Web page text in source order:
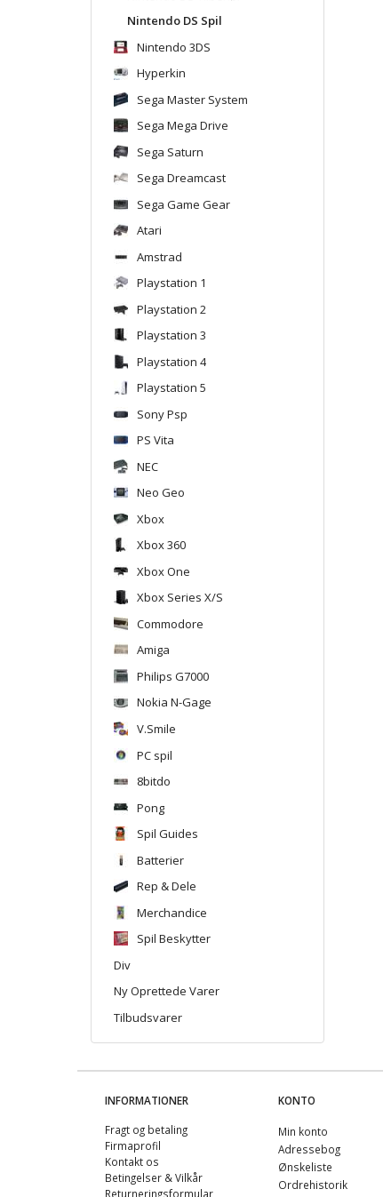
Nintendo DS Spil
Nintendo 3DS
Hyperkin
Sega Master System
Sega Mega Drive
Sega Saturn
Sega Dreamcast
Sega Game Gear
Atari
Amstrad
Playstation 1
Playstation 2
Playstation 3
Playstation 4
Playstation 5
Sony Psp
PS Vita
NEC
Neo Geo
Xbox
Xbox 360
Xbox One
Xbox Series X/S
Commodore
Amiga
Philips G7000
Nokia N-Gage
V.Smile
PC spil
8bitdo
Pong
Spil Guides
Batterier
Rep & Dele
Merchandice
Spil Beskytter
Div
Ny Oprettede Varer
Tilbudsvarer
INFORMATIONER
Fragt og betaling
Firmaprofil
Kontakt os
Betingelser & Vilkår
Returneringsformular
KONTO
Min konto
Adressebog
Ønskeliste
Ordrehistorik